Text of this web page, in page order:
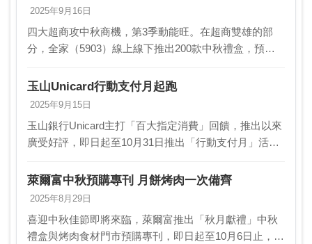
2025年9月16日
四大超商攻中秋商機，第3季動能旺。在超商雙雄的部
分，全家（5903）線上線下推出200款中秋禮盒，預購
望帶動中秋相關業績成長一成以上。另外，萊爾富…
玉山Unicard行動支付月起跑
2025年9月15日
玉山銀行Unicard主打「百大指定消費」回饋，推出以來
廣受好評，即日起至10月31日推出「行動支付月」活
定全支付、玉山電子支付及悠遊付…
萊爾富中秋預購專刊 月餅烤肉一次備齊
2025年8月29日
喜迎中秋佳節即將來臨，萊爾富推出「秋月獻禮」中秋
禮盒與烤肉食材門市預購專刊，即日起至10月6日止，嚴